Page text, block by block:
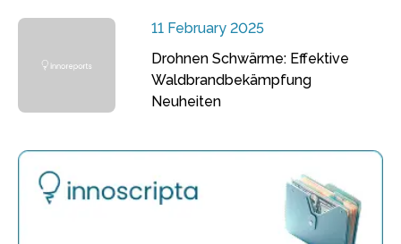
11 February 2025
Drohnen Schwärme: Effektive
Waldbrandbekämpfung
Neuheiten